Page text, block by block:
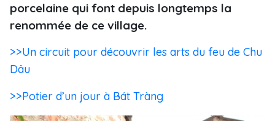
porcelaine qui font depuis longtemps la
renommée de ce village.
>>Un circuit pour découvrir les arts du feu de Chu
Dâu
>>Potier d’un jour à Bát Tràng